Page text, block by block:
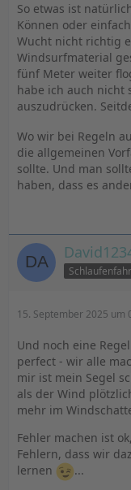
So etwas ist
Können oder
Wucht nicht richtig
Windsurfmaterial
fünf Meter weiter
habe ich auch nicht
auszudrücken.
Wo wir bei Regeln
die allgemeinen
sollte. Und man
haben, dass es
15. September 2025 um
Und noch eine
perfect - wir alle
mir ist mein Segel
als der Wind
mehr im
Fehler machen ist
Fehlern, dass wir
lernen
...